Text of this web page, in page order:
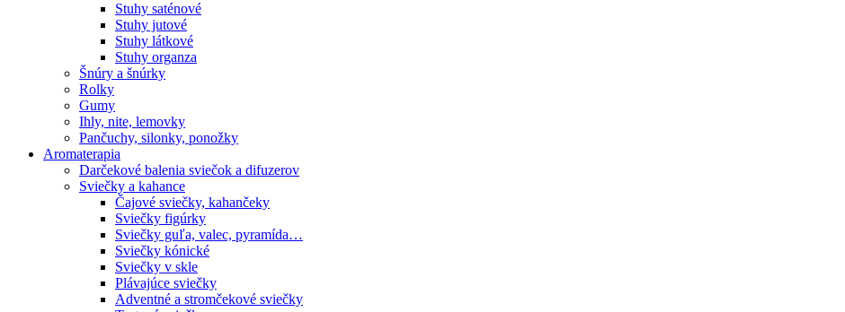
Stuhy saténové
Stuhy jutové
Stuhy látkové
Stuhy organza
Šnúry a šnúrky
Rolky
Gumy
Ihly, nite, lemovky
Pančuchy, silonky, ponožky
Aromaterapia
Darčekové balenia sviečok a difuzerov
Sviečky a kahance
Čajové sviečky, kahančeky
Sviečky figúrky
Sviečky guľa, valec, pyramída…
Sviečky kónické
Sviečky v skle
Plávajúce sviečky
Adventné a stromčekové sviečky